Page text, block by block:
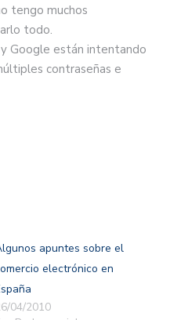
tengo muchos
todo.
Google están intentando
contraseñas e
apuntes sobre el
electrónico en
04/2010